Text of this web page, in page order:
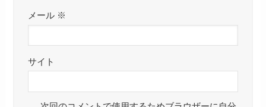
メール ※
サイト